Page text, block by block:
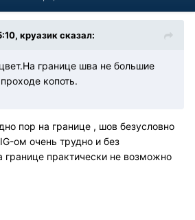
круазик сказал:
границе шва не большие
копоть.
пор на границе , шов безусловно
ом очень трудно и без
практически не возможно